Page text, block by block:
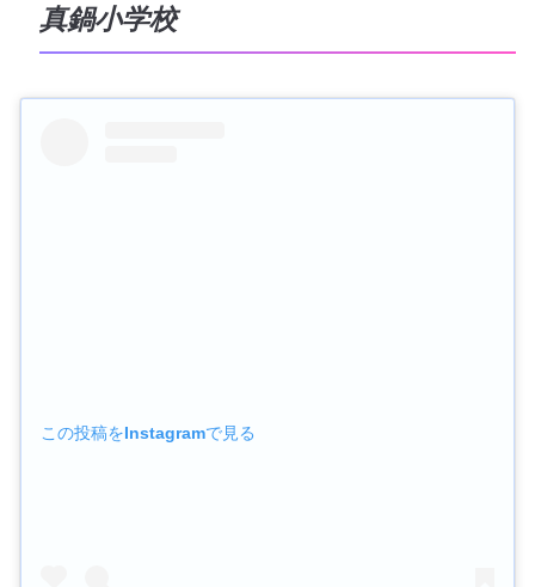
真鍋小学校
この投稿をInstagramで見る